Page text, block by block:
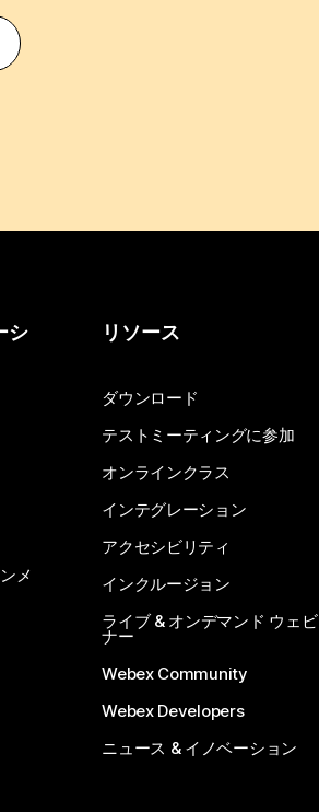
シ
メ
リソース
ダウンロード
テストミーティングに参加
オンラインクラス
インテグレーション
アクセシビリティ
インクルージョン
ライブ & オンデマンド ウェビ
ナー
Webex Community
Webex Developers
ニュース & イノベーション